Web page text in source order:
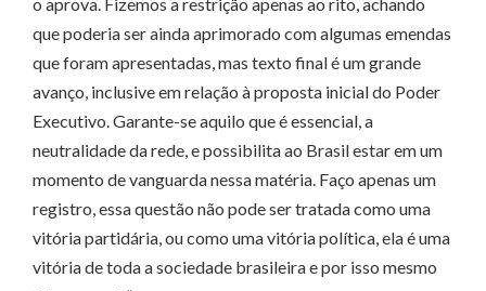
que poderia ser ainda aprimorado com algumas emendas
que foram apresentadas, mas texto final é um grande
avanço, inclusive em relação à proposta inicial do Poder
Executivo. Garante-se aquilo que é essencial, a
neutralidade da rede, e possibilita ao Brasil estar em um
momento de vanguarda nessa matéria. Faço apenas um
registro, essa questão não pode ser tratada como uma
vitória partidária, ou como uma vitória política, ela é uma
vitória de toda a sociedade brasileira e por isso mesmo